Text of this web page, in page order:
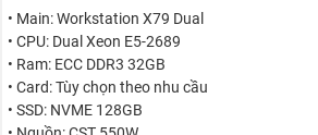
• Main: Workstation X79 Dual
• CPU: Dual Xeon E5-2689
• Ram: ECC DDR3 32GB
• Card: Tùy chọn theo nhu cầu
• SSD: NVME 128GB